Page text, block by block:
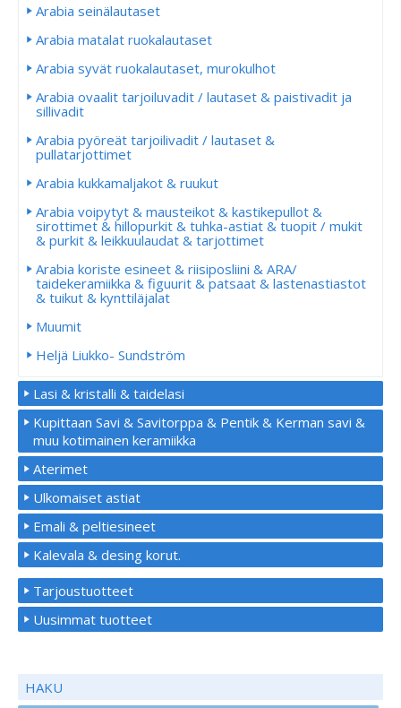
Arabia seinälautaset
Arabia matalat ruokalautaset
Arabia syvät ruokalautaset, murokulhot
Arabia ovaalit tarjoiluvadit / lautaset & paistivadit ja
sillivadit
Arabia pyöreät tarjoilivadit / lautaset &
pullatarjottimet
Arabia kukkamaljakot & ruukut
Arabia voipytyt & mausteikot & kastikepullot &
sirottimet & hillopurkit & tuhka-astiat & tuopit / mukit
& purkit & leikkuulaudat & tarjottimet
Arabia koriste esineet & riisiposliini & ARA/
taidekeramiikka & figuurit & patsaat & lastenastiastot
& tuikut & kynttiläjalat
Muumit
Heljä Liukko- Sundström
Lasi & kristalli & taidelasi
Kupittaan Savi & Savitorppa & Pentik & Kerman savi &
muu kotimainen keramiikka
Aterimet
Ulkomaiset astiat
Emali & peltiesineet
Kalevala & desing korut.
Tarjoustuotteet
Uusimmat tuotteet
HAKU